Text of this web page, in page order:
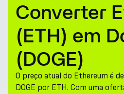
Mercados
Calculadoras
PARK Token
Recursos
Empresa
Converter
(ETH) em
(DOGE)
O preço atual do Ethereum é
DOGE por ETH. Com uma